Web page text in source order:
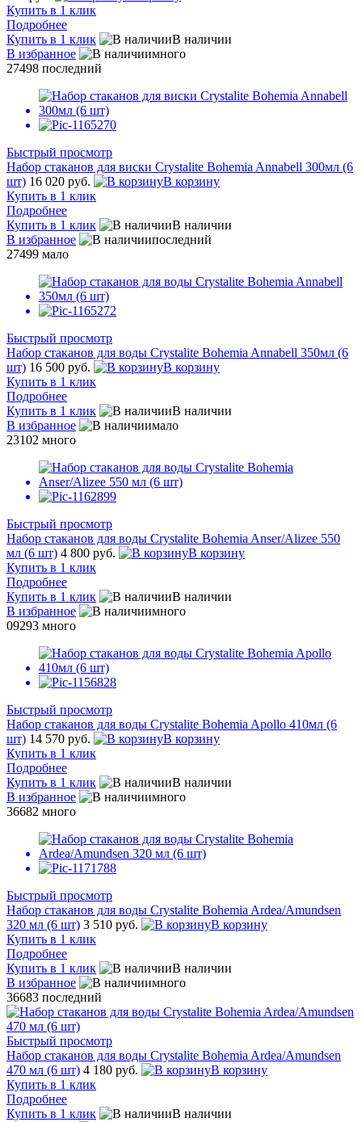
Купить в 1 клик
Подробнее
Купить в 1 клик
В наличии
В избранное
много
27498 последний
Быстрый просмотр
Набор стаканов для виски Crystalite Bohemia Annabell 300мл (6
шт) 16 020 руб.
В корзину
Купить в 1 клик
Подробнее
Купить в 1 клик
В наличии
В избранное
последний
27499 мало
Быстрый просмотр
Набор стаканов для воды Crystalite Bohemia Annabell 350мл (6
шт) 16 500 руб.
В корзину
Купить в 1 клик
Подробнее
Купить в 1 клик
В наличии
В избранное
мало
23102 много
Быстрый просмотр
Набор стаканов для воды Crystalite Bohemia Anser/Alizee 550
мл (6 шт) 4 800 руб.
В корзину
Купить в 1 клик
Подробнее
Купить в 1 клик
В наличии
В избранное
много
09293 много
Быстрый просмотр
Набор стаканов для воды Crystalite Bohemia Apollo 410мл (6
шт) 14 570 руб.
В корзину
Купить в 1 клик
Подробнее
Купить в 1 клик
В наличии
В избранное
много
36682 много
Быстрый просмотр
Набор стаканов для воды Crystalite Bohemia Ardea/Amundsen
320 мл (6 шт) 3 510 руб.
В корзину
Купить в 1 клик
Подробнее
Купить в 1 клик
В наличии
В избранное
много
36683 последний
Быстрый просмотр
Набор стаканов для воды Crystalite Bohemia Ardea/Amundsen
470 мл (6 шт) 4 180 руб.
В корзину
Купить в 1 клик
Подробнее
Купить в 1 клик
В наличии